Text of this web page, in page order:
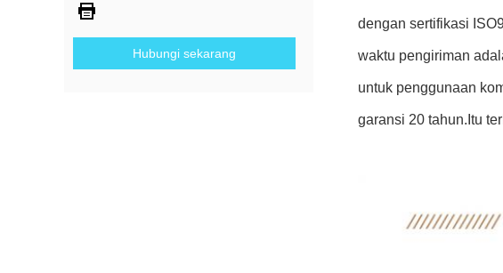
Hubungi sekarang
dengan sertifikasi
waktu pengiriman
untuk penggunaan
garansi 20 tahun.Itu